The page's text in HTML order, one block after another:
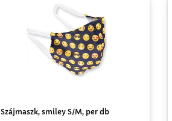
Szájmaszk, smiley S/M, per db